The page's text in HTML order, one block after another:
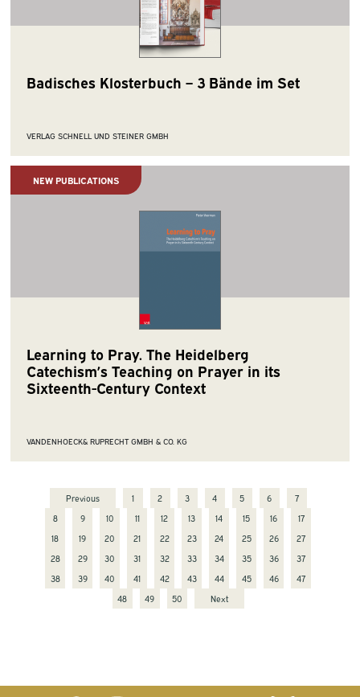
Badisches Klosterbuch – 3 Bände im Set
VERLAG SCHNELL UND STEINER GMBH
NEW PUBLICATIONS
Learning to Pray. The Heidelberg
Catechism’s Teaching on Prayer in its
Sixteenth-Century Context
VANDENHOECK& RUPRECHT GMBH & CO. KG
Previous 1 2 3 4 5 6
7
8
9 10 11 12 13 14 15 16
17
18
19 20 21 22 23 24 25 26
27
28
29 30 31 32 33 34 35 36
37
38
39 40 41 42 43 44 45 46
47
48
49 50 Next